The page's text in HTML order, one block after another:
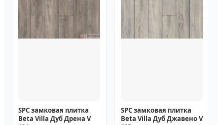
SPC замковая плитка
Beta Villa Дуб Дрена V
SPC замковая плитка
Beta Villa Дуб Джавено V